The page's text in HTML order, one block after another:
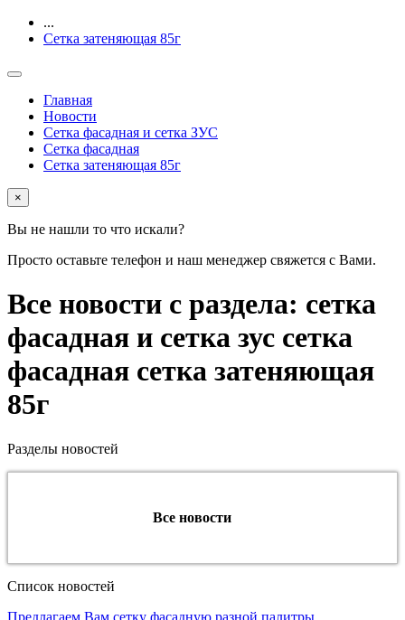
...
Сетка затеняющая 85г
Главная
Новости
Сетка фасадная и сетка ЗУС
Сетка фасадная
Сетка затеняющая 85г
×
Вы не нашли то что искали?
Просто оставьте телефон и наш менеджер свяжется с Вами.
Все новости с раздела: сетка
фасадная и сетка зус сетка
фасадная сетка затеняющая
85г
Разделы новостей
Все новости
Список новостей
Предлагаем Вам сетку фасадную разной палитры